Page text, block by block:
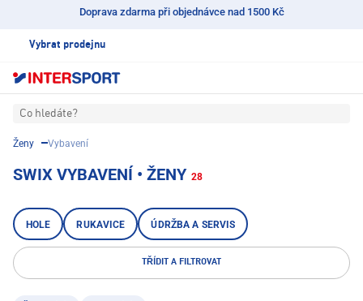
Doprava zdarma při objednávce nad 1500 Kč
Vybrat prodejnu
Co hledáte?
Ženy Vybavení
SWIX VYBAVENÍ • ŽENY 28
HOLE RUKAVICE ÚDRŽBA A SERVIS
TŘÍDIT A FILTROVAT